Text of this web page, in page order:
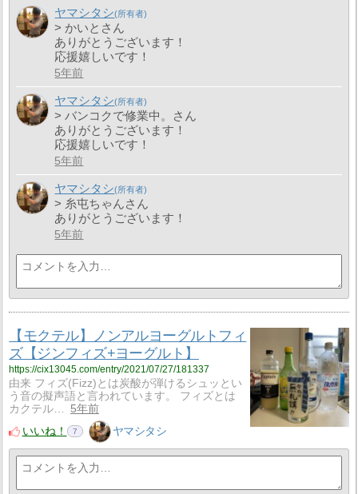
ヤマシタシ
> かいとさん
ありがとうございます！
応援嬉しいです！
5年前
ヤマシタシ
> バンコクで修業中。さん
ありがとうございます！
応援嬉しいです！
5年前
ヤマシタシ
> 糸屯ちゃんさん
ありがとうございます！
5年前
【モクテル】ノンアルヨーグルトフィ
ズ【ジンフィズ+ヨーグルト】
https://cix13045.com/entry/2021/07/27/181337
由来 フィズ(Fizz)とは炭酸が弾けるシュッとい
う音の擬声語と言われています。 フィズとは
カクテル…
5年前
いいね！
7 ヤマシタシ